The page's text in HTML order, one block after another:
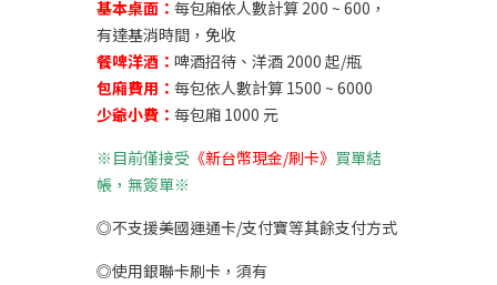
基本桌面： 每包廂依人數計算 200 ~ 600，
有達基消時間，免收
餐啤洋酒： 啤酒招待、洋酒 2000 起/瓶
包廂費用： 每包依人數計算 1500 ~ 6000
少爺小費： 每包廂 1000 元
※目前僅接受 《新台幣現金/刷卡》 買單結
帳，無簽單※
◎不支援美國運通卡/支付寶等其餘支付方式
◎使用銀聯卡刷卡，須有